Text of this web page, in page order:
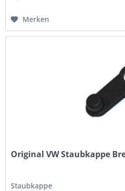
Merken
Original VW Staubkappe
Staubkappe